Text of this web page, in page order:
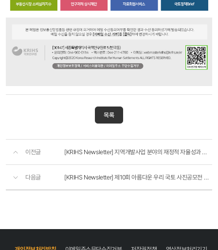
목록
이전글 [KRIHS Newsletter] 지역개발사업 분야의 재정적 자율성과 책임성 강화방안
다음글 [KRIHS Newsletter] 제10회 아름다운 우리 국토 사진공모전 개최